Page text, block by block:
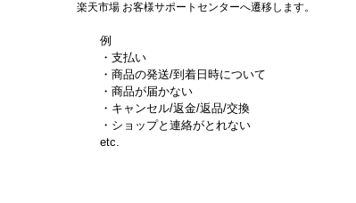
楽天市場 お客様サポートセンターへ遷移します。
例
・支払い
・商品の発送/到着日時について
・商品が届かない
・キャンセル/返金/返品/交換
・ショップと連絡がとれない
etc.